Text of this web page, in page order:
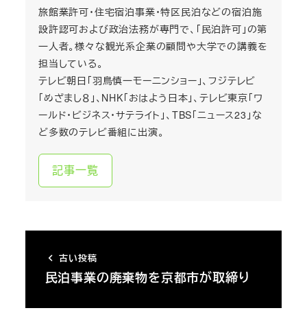
旅館業許可・住宅宿泊事業・特区民泊などの宿泊施
設許認可および政治法務が専門で、「民泊許可」の第
一人者。様々な観光系企業の顧問や大学での講義を
担当している。
テレビ朝日「羽鳥慎一モーニンショー」、フジテレビ
「めざまし８」、NHK「おはよう日本」、テレビ東京「ワ
ールド・ビジネス・サテライト」、TBS「ニュース23」な
ど多数のテレビ番組に出演。
記事一覧
古い投稿
民泊事業の廃棄物を京都市が取締り